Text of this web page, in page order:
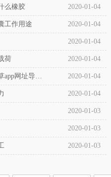
么橡胶 2020-01-04
工作用途 2020-01-04
2020-01-04
荷 2020-01-04
app网址导航 2020-01-04
2020-01-04
2020-01-03
2020-01-03
2020-01-03